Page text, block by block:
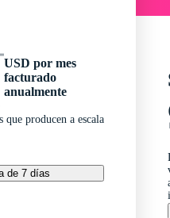
USD por mes
facturado
anualmente
que producen a escala
de 7 días